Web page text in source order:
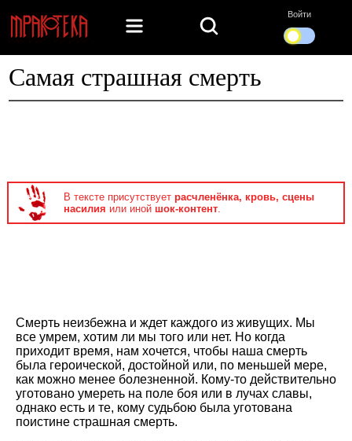
Войти
Самая страшная смерть
В тексте присутствуетрасчленёнка, кровь, сцены
насилия или иной шок-контент.
Смерть неизбежна и ждет каждого из живущих. Мы
все умрем, хотим ли мы того или нет. Но когда
приходит время, нам хочется, чтобы наша смерть
была героической, достойной или, по меньшей мере,
как можно менее болезненной. Кому-то действительно
уготовано умереть на поле боя или в лучах славы,
однако есть и те, кому судьбою была уготована
поистине страшная смерть.